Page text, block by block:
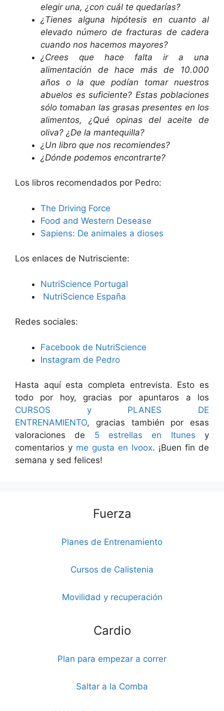
elegir una, ¿con cuál te quedarías?
¿Tienes alguna hipótesis en cuanto al
elevado número de fracturas de cadera
cuando nos hacemos mayores?
¿Crees que hace falta ir a una
alimentación de hace más de 10.000
años o la que podían tomar nuestros
abuelos es suficiente? Estas poblaciones
sólo tomaban las grasas presentes en los
alimentos, ¿Qué opinas del aceite de
oliva? ¿De la mantequilla?
¿Un libro que nos recomiendes?
¿Dónde podemos encontrarte?
Los libros recomendados por Pedro:
The Driving Force
Food and Western Desease
Sapiens: De animales a dioses
Los enlaces de Nutrisciente:
NutriScience Portugal
NutriScience España
Redes sociales:
Facebook de NutriScience
Instagram de Pedro
Hasta aquí esta completa entrevista. Esto es
todo por hoy, gracias por apuntaros a los
CURSOS y PLANES DE
ENTRENAMIENTO, gracias también por esas
valoraciones de 5 estrellas en Itunes y
comentarios y me gusta en Ivoox. ¡Buen fin de
semana y sed felices!
Fuerza
Planes de Entrenamiento
Cursos de Calistenia
Movilidad y recuperación
Cardio
Plan para empezar a correr
Saltar a la Comba